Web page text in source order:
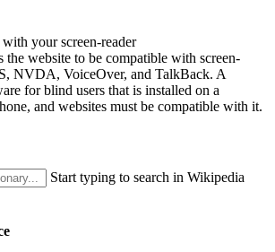
your screen-reader
the website to be compatible with screen-
NVDA, VoiceOver, and TalkBack. A
for blind users that is installed on a
and websites must be compatible with it.
Start typing to search in Wikipedia